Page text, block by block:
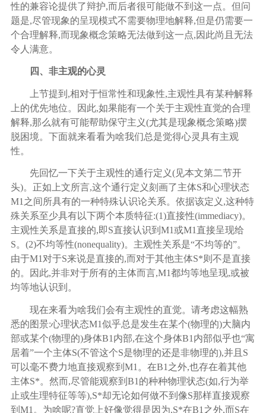
性的兼容论提供了辩护,而后者很可能做不到这一点。但问
题是,尽管现象的呈现模式不需要物理地解释,但是仍需要一
个合理解释,而现象概念策略无法做到这一点,因此尚且无法
令人满意。
四、非主观的心灵
上节提到 ,相对于恒常性和现象性,主观性具有某种解释
上的优先地位。因此,如果能有一个关于主观性直觉的合理
解释,那么就有可能帮助保守主义(尤其是现象概念策略)摆
脱困境。下面就来看看为啥我们总是觉得心灵具有主观
性。
先回忆一下关于主观性的通行定义(见本文第二节开
头)。正如上文所言,这个通行定义刻画了主体S和心理状态
M1之间所具有的一种特殊认识论关系。依据该定义,这种特
殊关系至少具有以下两个本质特征:(1)直接性(immediacy)。
主观性关系是直接的,即S直接认识到M1或M1直接呈现给
S。(2)不均等性(nonequality)。主观性关系是“不均等的”。
由于M1对于S来说是直接的,而对于其他主体S*则不是直接
的。因此,并非对于所有的主体而言,M1都均等地呈现,或被
均等地认识到。
现在来看为啥我们会有主观性的直觉。请考虑这幅熟
悉的图景:心理状态M1似乎总是发生在某个(物理的)大脑内
部或某个(物理的)身体B1内部,在这个身体B1内部似乎也“寓
居着”一个主体S(不管这个S是物理的还是非物理的),并且S
可以毫不费力地直接观察到M1。在B1之外,也存在着其他
主体S*。然而,尽管能观察到B1的种种物理状态(如,行为举
止或生理特征等等),S*却无论如何做不到像S那样直接观察
到M1。为啥呢?直觉上好像觉得是因为,S*在B1之外,而S在